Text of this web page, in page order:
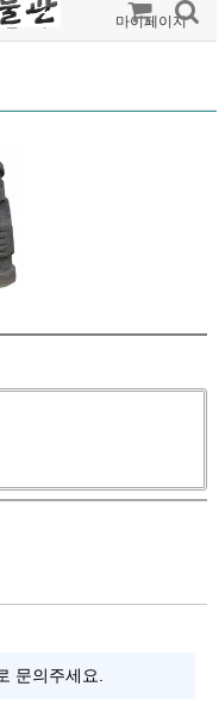
문조회 마이페이지
문의주세요.